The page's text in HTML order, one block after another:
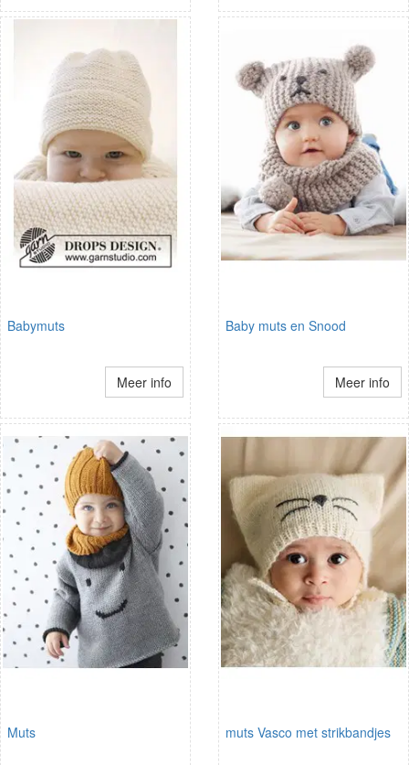
Babymuts
Meer info
Baby muts en Snood
Meer info
Muts muts Vasco met strikbandjes